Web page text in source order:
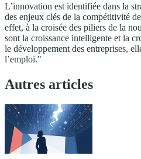
L’innovation est identifiée dans la
des enjeux clés de la compétitivité
effet, à la croisée des piliers de la
sont la croissance intelligente et la
le développement des entreprises,
l’emploi."
Autres articles